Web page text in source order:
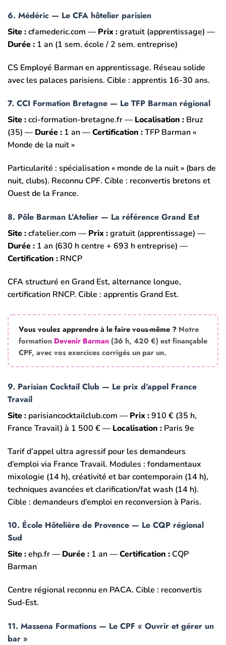
6. Médéric — Le CFA hôtelier parisien
Site :cfamederic.com — Prix :gratuit (apprentissage) —
Durée : 1 an (1 sem. école / 2 sem. entreprise)
CS Employé Barman en apprentissage. Réseau solide
avec les palaces parisiens. Cible : apprentis 16-30 ans.
7. CCI Formation Bretagne — Le TFP Barman régional
Site :cci-formation-bretagne.fr — Localisation : Bruz
(35) — Durée : 1 an —Certification :TFP Barman «
Monde de la nuit »
Particularité : spécialisation « monde de la nuit » (bars de
nuit, clubs). Reconnu CPF. Cible : reconvertis bretons et
Ouest de la France.
8. Pôle Barman L’Atelier — La référence Grand Est
Site :cfatelier.com — Prix :gratuit (apprentissage) —
Durée : 1 an (630 h centre + 693 h entreprise) —
Certification : RNCP
CFA structuré en Grand Est, alternance longue,
certification RNCP. Cible : apprentis Grand Est.
Vous voulez apprendre à le faire vous-même ? Notre
formation Devenir Barman (36 h, 420 €) est finançable
CPF, avec vos exercices corrigés un par un.
9. Parisian Cocktail Club — Le prix d’appel France
Travail
Site : parisiancocktailclub.com — Prix :910 € (35 h,
France Travail) à 1 500 € — Localisation : Paris 9e
Tarif d’appel ultra agressif pour les demandeurs
d’emploi via France Travail. Modules : fondamentaux
mixologie (14 h), créativité et bar contemporain (14 h),
techniques avancées et clarification/fat wash (14 h).
Cible : demandeurs d’emploi en reconversion à Paris.
10. École Hôtelière de Provence — Le CQP régional
Sud
Site :ehp.fr — Durée : 1 an —Certification : CQP
Barman
Centre régional reconnu en PACA. Cible : reconvertis
Sud-Est.
11. Massena Formations — Le CPF « Ouvrir et gérer un
bar »